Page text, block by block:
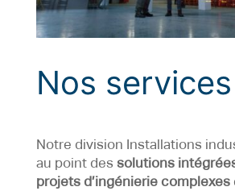
Nos services
Notre division Installations
au point des solutions
projets d’ingénierie complexes